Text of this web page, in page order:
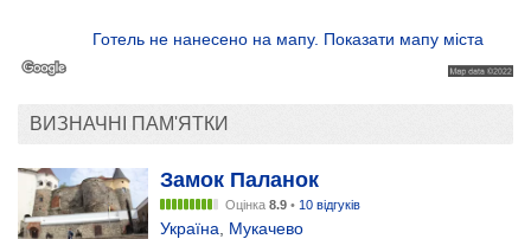
Готель не нанесено на мапу. Показати мапу міста
ВИЗНАЧНІ ПАМ'ЯТКИ
Замок Паланок
Оцінка 8.9 • 10 відгуків
Україна Мукачево